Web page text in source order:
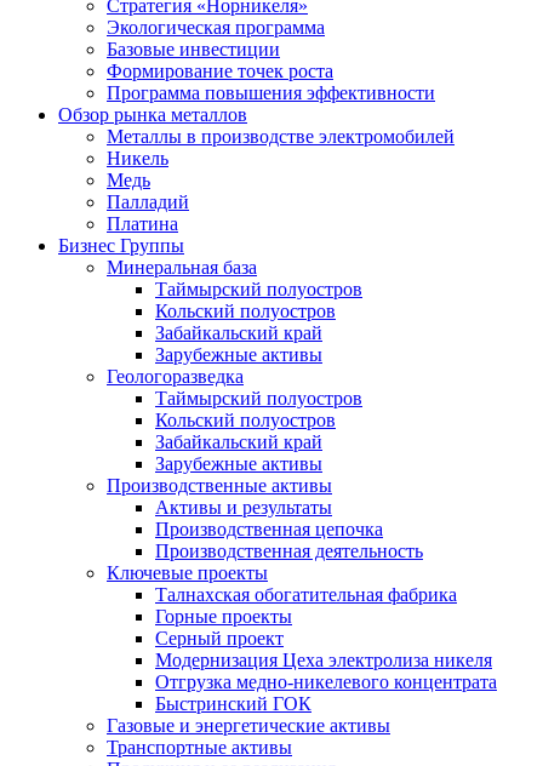
Стратегия «Норникеля»
Экологическая программа
Базовые инвестиции
Формирование точек роста
Программа повышения эффективности
Обзор рынка металлов
Металлы в производстве электромобилей
Никель
Медь
Палладий
Платина
Бизнес Группы
Минеральная база
Таймырский полуостров
Кольский полуостров
Забайкальский край
Зарубежные активы
Геологоразведка
Таймырский полуостров
Кольский полуостров
Забайкальский край
Зарубежные активы
Производственные активы
Активы и результаты
Производственная цепочка
Производственная деятельность
Ключевые проекты
Талнахская обогатительная фабрика
Горные проекты
Серный проект
Модернизация Цеха электролиза никеля
Отгрузка медно-никелевого концентрата
Быстринский ГОК
Газовые и энергетические активы
Транспортные активы